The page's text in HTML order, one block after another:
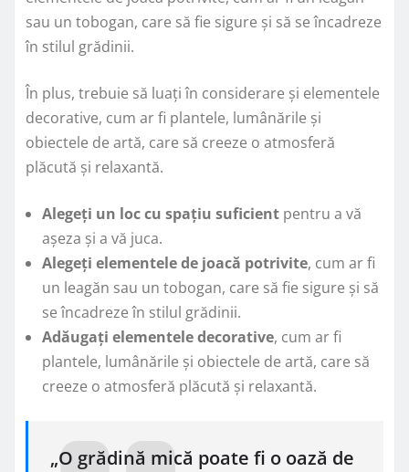
sau un tobogan, care să fie sigure și să se încadreze
în stilul grădinii.
În plus, trebuie să luați în considerare și elementele
decorative, cum ar fi plantele, lumânările și
obiectele de artă, care să creeze o atmosferă
plăcută și relaxantă.
Alegeți un loc cu spațiu suficient pentru a vă
așeza și a vă juca.
Alegeți elementele de joacă potrivite, cum ar fi
un leagăn sau un tobogan, care să fie sigure și să
se încadreze în stilul grădinii.
Adăugați elementele decorative, cum ar fi
plantele, lumânările și obiectele de artă, care să
creeze o atmosferă plăcută și relaxantă.
„O grădină mică poate fi o oază de